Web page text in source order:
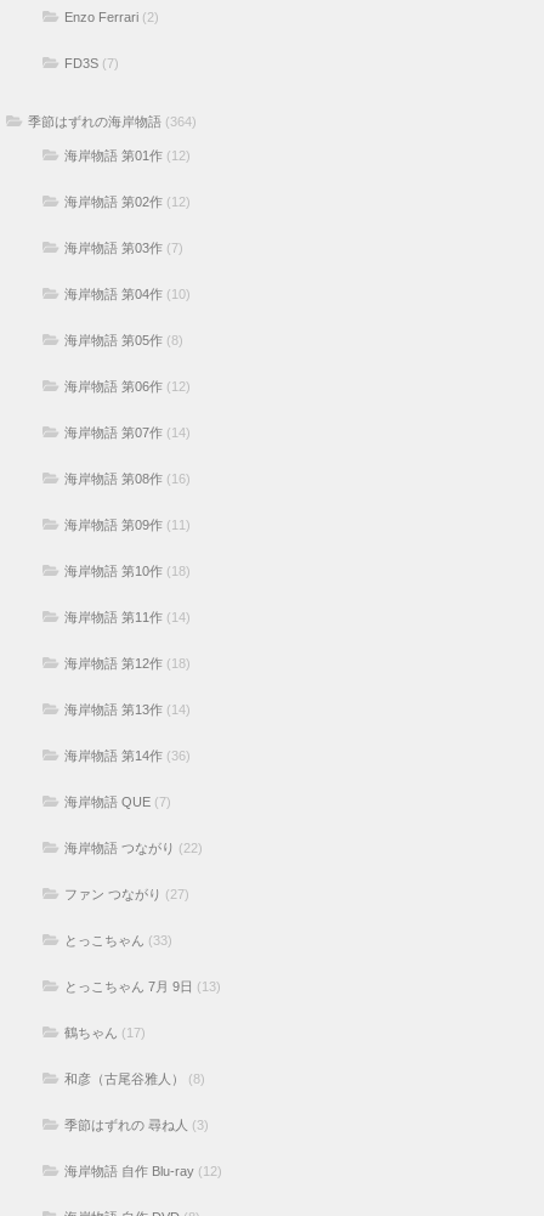
Enzo Ferrari (2)
FD3S (7)
季節はずれの海岸物語 (364)
海岸物語 第01作 (12)
海岸物語 第02作 (12)
海岸物語 第03作 (7)
海岸物語 第04作 (10)
海岸物語 第05作 (8)
海岸物語 第06作 (12)
海岸物語 第07作 (14)
海岸物語 第08作 (16)
海岸物語 第09作 (11)
海岸物語 第10作 (18)
海岸物語 第11作 (14)
海岸物語 第12作 (18)
海岸物語 第13作 (14)
海岸物語 第14作 (36)
海岸物語 QUE (7)
海岸物語 つながり (22)
ファン つながり (27)
とっこちゃん (33)
とっこちゃん 7月 9日 (13)
鶴ちゃん (17)
和彦（古尾谷雅人） (8)
季節はずれの 尋ね人 (3)
海岸物語 自作 Blu-ray (12)